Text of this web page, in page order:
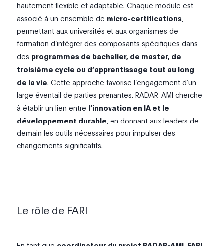
hautement flexible et adaptable. Chaque module est
associé à un ensemble de micro-certifications,
permettant aux universités et aux organismes de
formation d’intégrer des composants spécifiques dans
des programmes de bachelier, de master, de
troisième cycle ou d’apprentissage tout au long
de la vie. Cette approche favorise l’engagement d’un
large éventail de parties prenantes. RADAR-AMI cherche
à établir un lien entre l’innovation en IA et le
développement durable, en donnant aux leaders de
demain les outils nécessaires pour impulser des
changements significatifs.
Le rôle de FARI